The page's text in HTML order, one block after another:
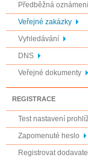
Předběžná oznámení
Veřejné zakázky
Vyhledávání
DNS
Veřejné dokumenty
REGISTRACE
Test nastavení
Zapomenuté heslo
Registrovat